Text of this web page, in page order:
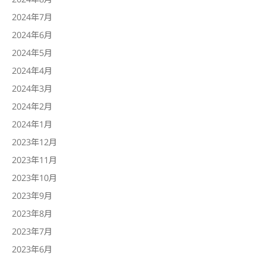
2024年7月
2024年6月
2024年5月
2024年4月
2024年3月
2024年2月
2024年1月
2023年12月
2023年11月
2023年10月
2023年9月
2023年8月
2023年7月
2023年6月